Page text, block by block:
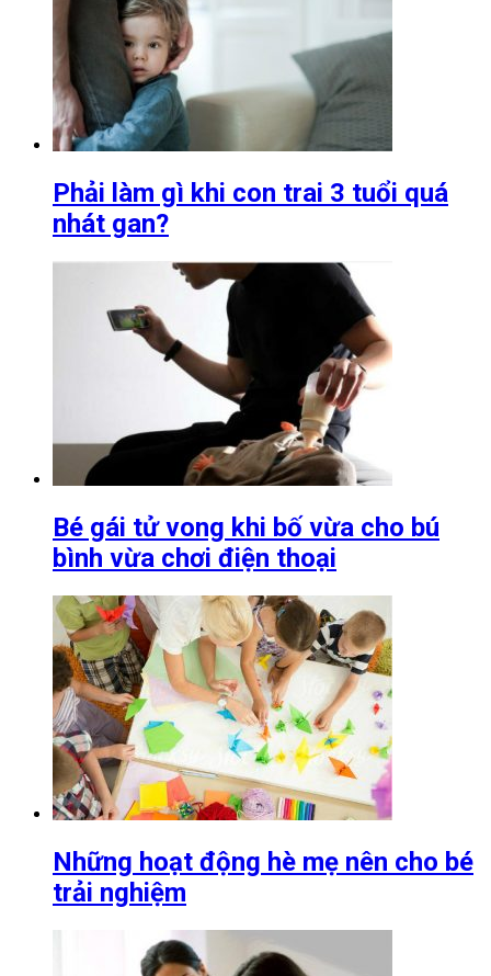
Phải làm gì khi con trai 3 tuổi quá
nhát gan?
Bé gái tử vong khi bố vừa cho bú
bình vừa chơi điện thoại
Những hoạt động hè mẹ nên cho bé
trải nghiệm